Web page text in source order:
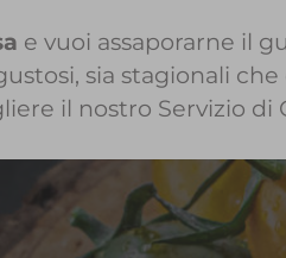
e vuoi assaporarne il
sia stagionali
il nostro Servizio di
Ellisio a